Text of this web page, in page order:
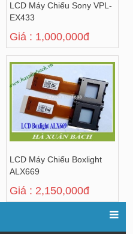
LCD Máy Chiếu Sony VPL-
EX433
Giá : 1,000,000đ
LCD Máy Chiếu Boxlight
ALX669
Giá : 2,150,000đ